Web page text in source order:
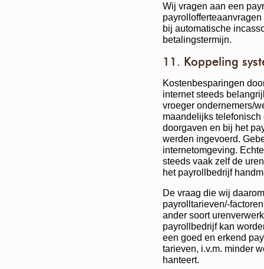
Wij vragen aan een
bij automatische
betalingstermijn.
11. Koppeling
Kostenbesparingen
internet steeds
vroeger ondernemers/
maandelijks telefonisch
doorgaven en bij het
werden ingevoerd.
internetomgeving.
steeds vaak zelf de
het payrollbedrijf
De vraag die wij
payrolltarieven/-
ander soort
payrollbedrijf kan
een goed en erkend
tarieven, i.v.m. minder
hanteert.